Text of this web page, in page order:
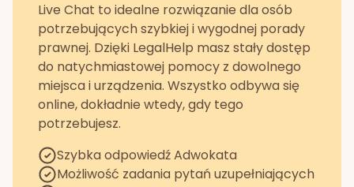
Live Chat to idealne rozwiązanie dla osób
potrzebujących szybkiej i wygodnej porady
prawnej. Dzięki LegalHelp masz stały dostęp
do natychmiastowej pomocy z dowolnego
miejsca i urządzenia. Wszystko odbywa się
online, dokładnie wtedy, gdy tego
potrzebujesz.
Szybka odpowiedź Adwokata
Możliwość zadania pytań uzupełniających